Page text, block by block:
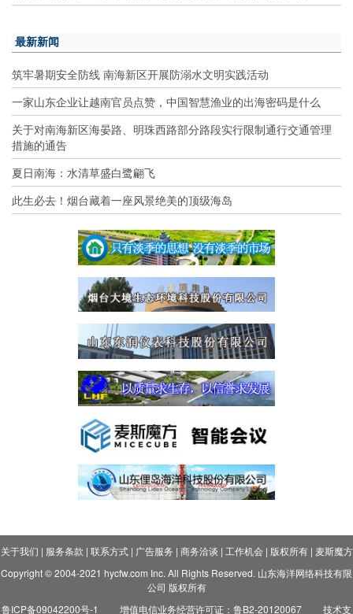
最新新闻
筑牢暑期安全防线 南海新区开展防溺水文明实践活动
一家山东企业让越南官员点赞，中国智慧渔业的出海密码是什么
关于对南海新区海晏路、明珠西路部分路段实行限制通行交通管理
措施的通告
夏日南海：水清草盛白鹭翩飞
此生必去！烟台藏着一座风景绝美的顶级海岛
关于我们 | 服务条款 | 联系方式| 广告服务 | 商务洽谈 | 工作机会| 版权所有| 麦斯魔方
Copyright © 2004-2021 hycfw.com Inc. All Rights Reserved. 山东海洋网络科技有限
公司 版权所有
鲁ICP备09042200号-1
增值电信业务经营许可证：鲁B2-20120067 技术支